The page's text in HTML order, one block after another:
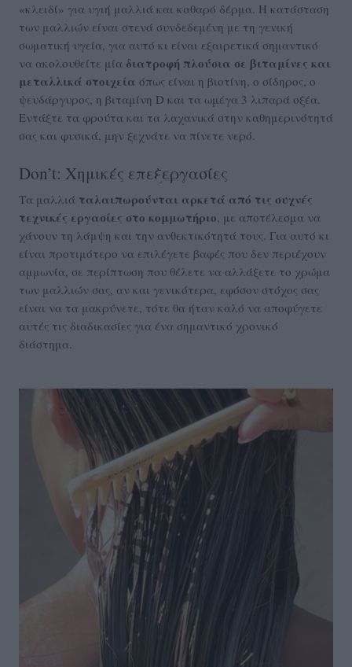
«κλειδί» για υγιή μαλλιά και καθαρό δέρμα. Η κατάσταση
των μαλλιών είναι στενά συνδεδεμένη με τη γενική
σωματική υγεία, για αυτό κι είναι εξαιρετικά σημαντικό
να ακολουθείτε μία διατροφή πλούσια σε βιταμίνες και
μεταλλικά στοιχεία όπως είναι η βιοτίνη, ο σίδηρος, ο
ψευδάργυρος, η βιταμίνη D και τα ωμέγα 3 λιπαρά οξέα.
Εντάξτε τα φρούτα και τα λαχανικά στην καθημερινότητά
σας και φυσικά, μην ξεχνάτε να πίνετε νερό.
Don’t: Χημικές επεξεργασίες
Τα μαλλιά ταλαιπωρούνται αρκετά από τις συχνές
τεχνικές εργασίες στο κομμωτήριο, με αποτέλεσμα να
χάνουν τη λάμψη και την ανθεκτικότητά τους. Για αυτό κι
είναι προτιμότερο να επιλέγετε βαφές που δεν περιέχουν
αμμωνία, σε περίπτωση που θέλετε να αλλάξετε το χρώμα
των μαλλιών σας, αν και γενικότερα, εφόσον στόχος σας
είναι να τα μακρύνετε, τότε θα ήταν καλό να αποφύγετε
αυτές τις διαδικασίες για ένα σημαντικό χρονικό
διάστημα.